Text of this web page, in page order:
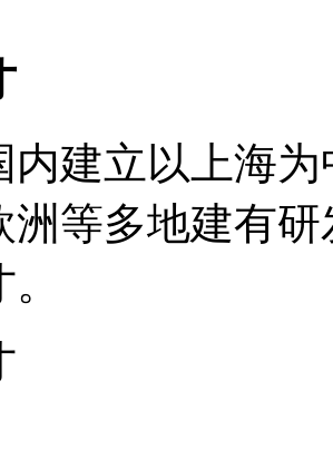
内建立以上海
洲等多地建有